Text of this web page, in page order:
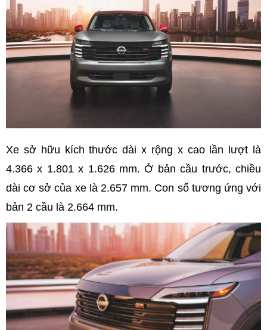
Xe sở hữu kích thước dài x rộng x cao lần lượt là
4.366 x 1.801 x 1.626 mm. Ở bản cầu trước, chiều
dài cơ sở của xe là 2.657 mm. Con số tương ứng với
bản 2 cầu là 2.664 mm.